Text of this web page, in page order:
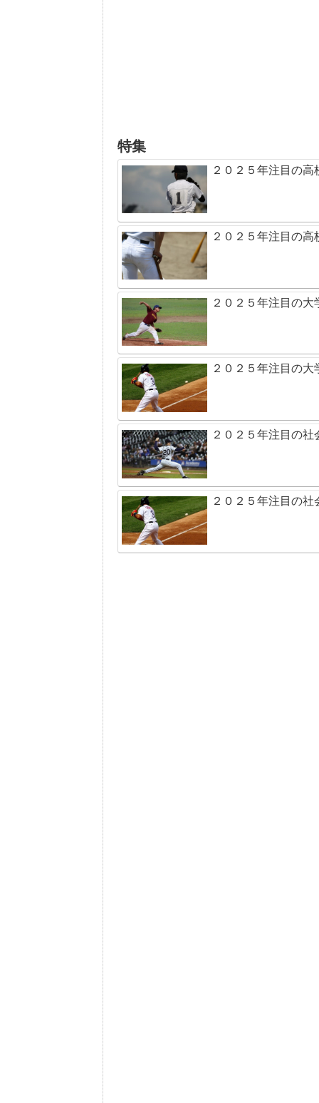
特集
２０２５年注目の
２０２５年注目の
２０２５年注目の
２０２５年注目の
２０２５年注目の
２０２５年注目の